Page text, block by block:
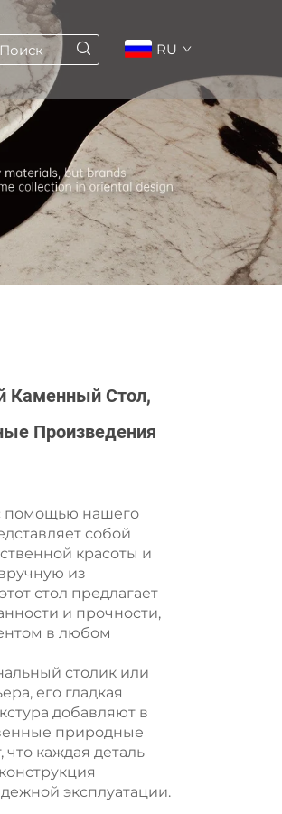
RU
Каменный Стол,
Произведения
помощью нашего
собой
красоты и
из
стол предлагает
и прочности,
в любом
столик или
его гладкая
добавляют в
природные
каждая деталь
эксплуатации.